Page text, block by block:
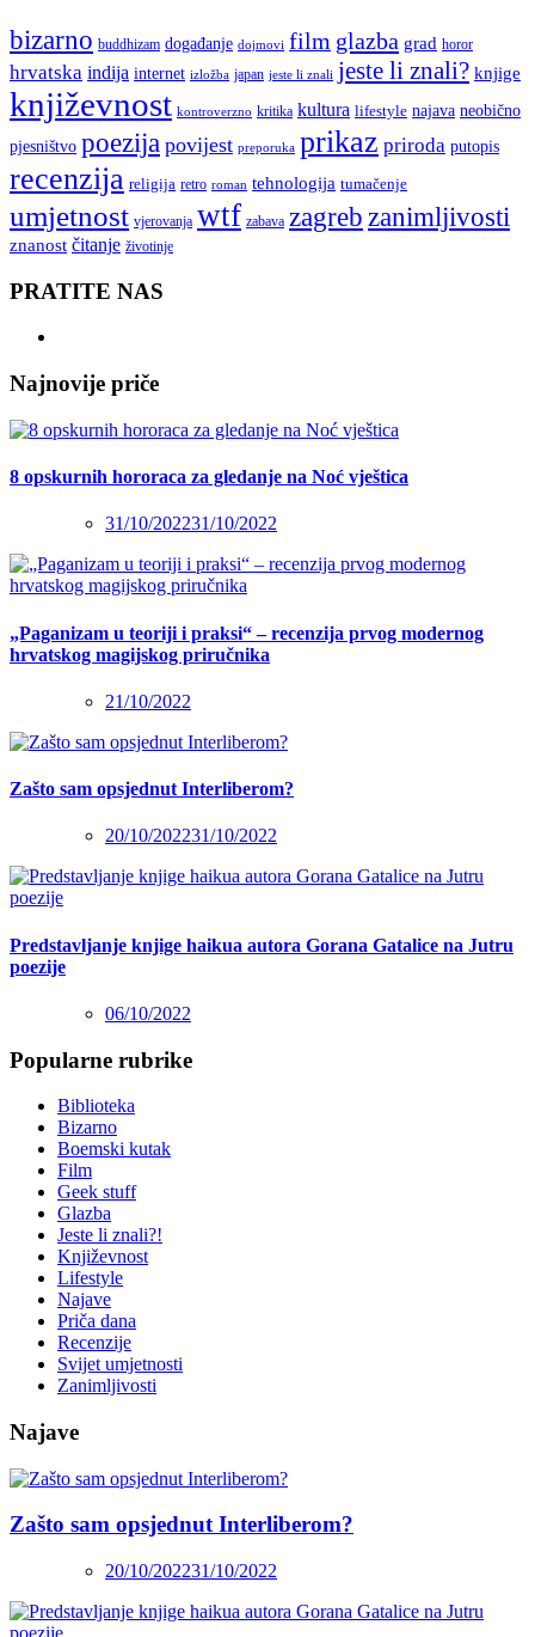
bizarno buddhizam događanje dojmovi film glazba grad horor
hrvatska indija internet izložba japan jeste li znali jeste li znali? knjige
književnost kontroverzno kritika kultura lifestyle najava neobično
pjesništvo poezija povijest preporuka prikaz priroda putopis
recenzija religija retro roman tehnologija tumačenje
umjetnost vjerovanja wtf zabava zagreb zanimljivosti
znanost čitanje životinje
PRATITE NAS
Najnovije priče
8 opskurnih hororaca za gledanje na Noć vještica
31/10/202231/10/2022
„Paganizam u teoriji i praksi“ – recenzija prvog modernog
hrvatskog magijskog priručnika
21/10/2022
Zašto sam opsjednut Interliberom?
20/10/202231/10/2022
Predstavljanje knjige haikua autora Gorana Gatalice na Jutru
poezije
06/10/2022
Popularne rubrike
Biblioteka
Bizarno
Boemski kutak
Film
Geek stuff
Glazba
Jeste li znali?!
Književnost
Lifestyle
Najave
Priča dana
Recenzije
Svijet umjetnosti
Zanimljivosti
Najave
Zašto sam opsjednut Interliberom?
20/10/202231/10/2022